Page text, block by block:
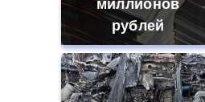
миллионов
рублей